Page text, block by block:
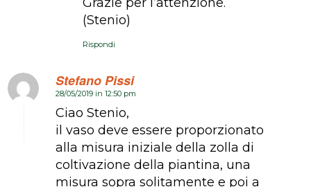
(Stenio)
Rispondi
Stefano Pissi
dice:
28/05/2019 in 12:50 pm
Ciao Stenio,
il vaso deve essere proporzionato
alla misura iniziale della zolla di
coltivazione della piantina, una
misura sopra solitamente e poi a